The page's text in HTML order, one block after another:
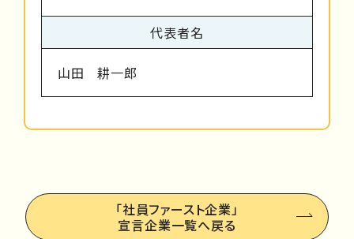
代表者名
山田 耕一郎
「社員ファースト企業」
宣言企業一覧へ戻る